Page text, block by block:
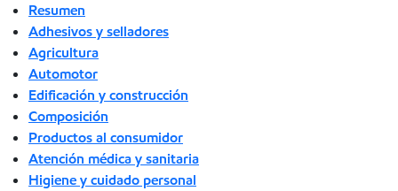
Resumen
Adhesivos y selladores
Agricultura
Automotor
Edificación y construcción
Composición
Productos al consumidor
Atención médica y sanitaria
Higiene y cuidado personal